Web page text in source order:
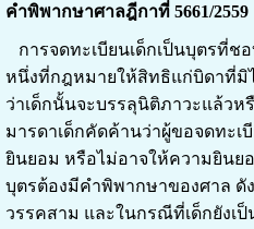
คำพิพากษาศาลฎีกาที่ 5661/2559
การจดทะเบียนเด็กเป็นบุตรที่ช
หนึ่งที่กฎหมายให้สิทธิแก่บิดาที่มิ
ว่าเด็กนั้นจะบรรลุนิติภาวะแล้วห
มารดาเด็กคัดค้านว่าผู้ขอจดทะเ
ยินยอม หรือไม่อาจให้ความยินย
บุตรต้องมีคำพิพากษาของศาล ดั
วรรคสาม และในกรณีที่เด็กยังเป็